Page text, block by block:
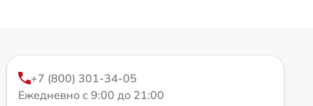
+7 (800) 301-34-05
Ежедневно с 9:00 до 21:00